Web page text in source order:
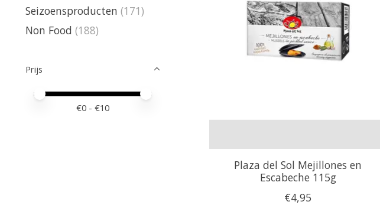
Seizoensproducten (171)
Non Food (188)
Prijs
Minimale prijswaarde
Price maximum value
€0 - €10
Plaza del Sol Mejillones en
Escabeche 115g
€4,95